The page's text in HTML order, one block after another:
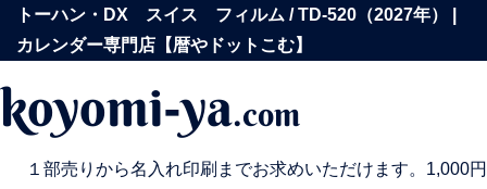
ン
トーハン・DX スイス フィルム / TD-520（2027年） |
カレンダー専門店【暦やドットこむ】
koyomi-ya.com
１部売りから名入れ印刷までお求めいただけます。1,000円